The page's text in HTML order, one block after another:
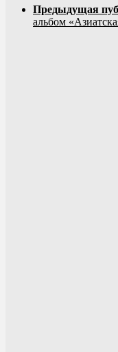
Предыдущая
альбом